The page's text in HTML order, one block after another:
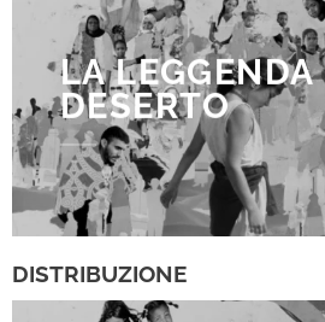
LA LEGGENDA
DESERTO
DISTRIBUZIONE